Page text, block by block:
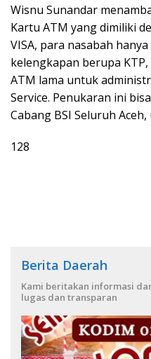
Wisnu Sunandar
Kartu ATM yang dimiliki
VISA, para nasabah
kelengkapan berupa
ATM lama untuk
Service. Penukaran ini
Cabang BSI Seluruh
128
Berita Daerah
Kami beritakan informasi
lugas dan transparan